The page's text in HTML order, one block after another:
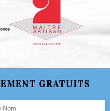
GRATUITS